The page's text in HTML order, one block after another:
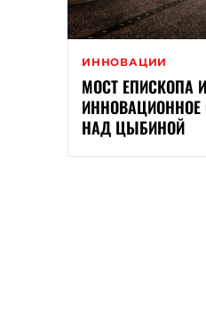
ИННОВАЦИИ
МОСТ ЕПИСКОПА
НАД ЦЫБИНОЙ